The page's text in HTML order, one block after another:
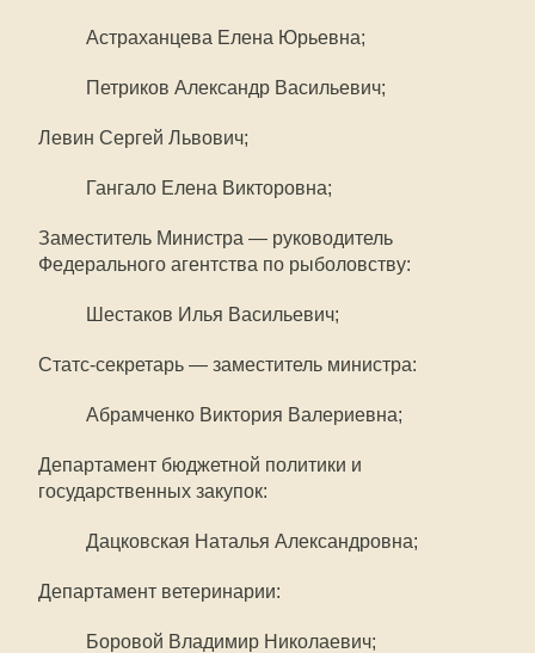
Астраханцева Елена Юрьевна;
Петриков Александр Васильевич;
Левин Сергей Львович;
Гангало Елена Викторовна;
Заместитель Министра — руководитель
Федерального агентства по рыболовству:
Шестаков Илья Васильевич;
Статс-секретарь — заместитель министра:
Абрамченко Виктория Валериевна;
Департамент бюджетной политики и
государственных закупок:
Дацковская Наталья Александровна;
Департамент ветеринарии:
Боровой Владимир Николаевич;